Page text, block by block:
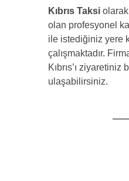
Kıbrıs Taksi
olan profesyonel
ile istediğiniz yere
çalışmaktadır.
Kıbrıs’ı
ulaşabilirsiniz.